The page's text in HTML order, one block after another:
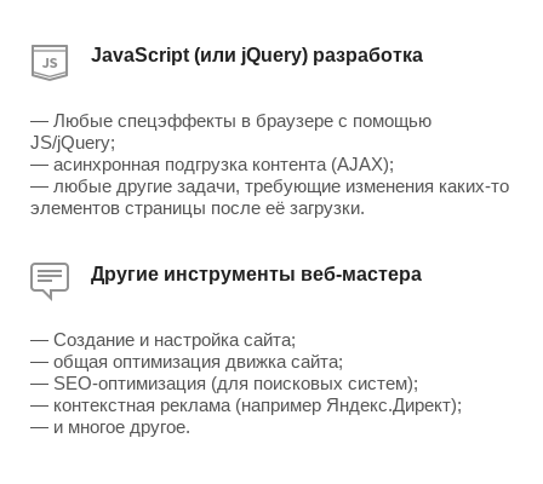
JavaScript (или jQuery) разработка
— Любые спецэффекты в браузере с помощью
JS/jQuery;
— асинхронная подгрузка контента (AJAX);
— любые другие задачи, требующие изменения каких-то
элементов страницы после её загрузки.
Другие инструменты веб-мастера
— Создание и настройка сайта;
— общая оптимизация движка сайта;
— SEO-оптимизация (для поисковых систем);
— контекстная реклама (например Яндекс.Директ);
— и многое другое.